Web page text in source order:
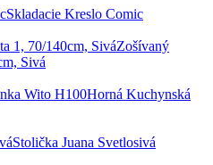
Skladacie Kreslo Comic
Zošívaný
Sivá
Horná Kuchynská
Stolička Juana Svetlosivá